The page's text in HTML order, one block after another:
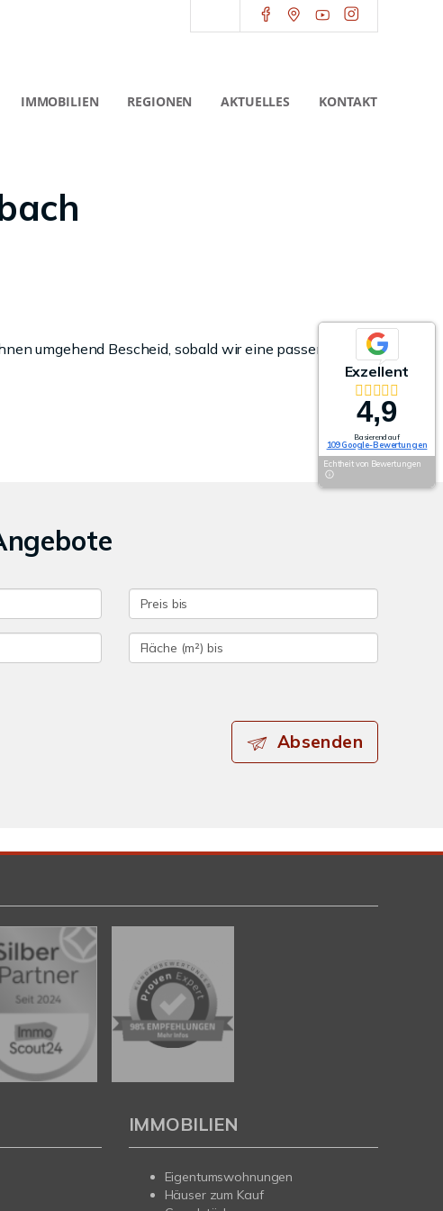
IMMOBILIEN REGIONEN AKTUELLES KONTAKT
umgehend Bescheid, sobald wir eine passende
Absenden
Exzellent
4,9
Basierend auf
109 Google-Bewertungen
Echtheit von Bewertungen
IMMOBILIEN
Eigentumswohnungen
Häuser zum Kauf